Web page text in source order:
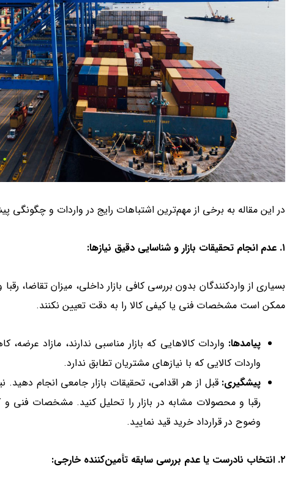
در این مقاله به برخی از مهم‌ترین اشتباهات رایج در واردات و چگونگی
۱. عدم انجام تحقیقات بازار و شناسایی دقیق نیازها:
بسیاری از واردکنندگان بدون بررسی کافی بازار داخلی، میزان تقاضا،
ممکن است مشخصات فنی یا کیفی کالا را به دقت تعیین نکنند.
پیامدها: واردات کالاهایی که بازار مناسبی ندارند، مازاد
واردات کالایی که با نیازهای مشتریان تطابق ندارد.
پیشگیری: قبل از هر اقدامی، تحقیقات بازار جامعی انجام
رقبا و محصولات مشابه در بازار را تحلیل کنید. مشخصات فنی و
وضوح در قرارداد خرید قید نمایید.
۲. انتخاب نادرست یا عدم بررسی سابقه تأمین‌کننده خارجی: